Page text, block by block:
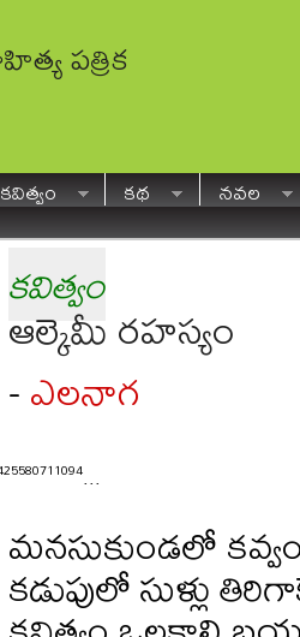
పత్రిక
కవిత్వం కథ
నవల
...
కవిత్వం
ఆల్కెమీ రహస్యం
-ఎలనాగ
మనసుకుండలో
కడుపులో సుళ్లు